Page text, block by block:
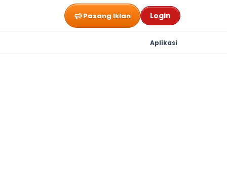
Pasang Iklan Login
Aplikasi